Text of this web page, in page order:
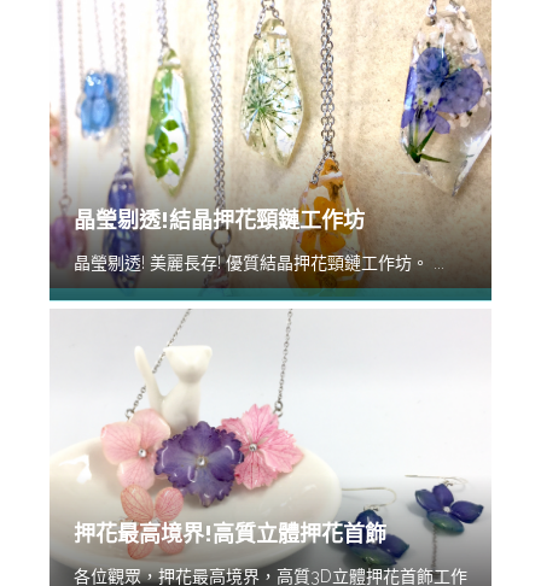
晶瑩剔透!結晶押花頸鏈工作坊
晶瑩剔透! 美麗長存! 優質結晶押花頸鏈工作坊。 ...
押花最高境界!高質立體押花首飾
各位觀眾，押花最高境界，高質3D立體押花首飾工作